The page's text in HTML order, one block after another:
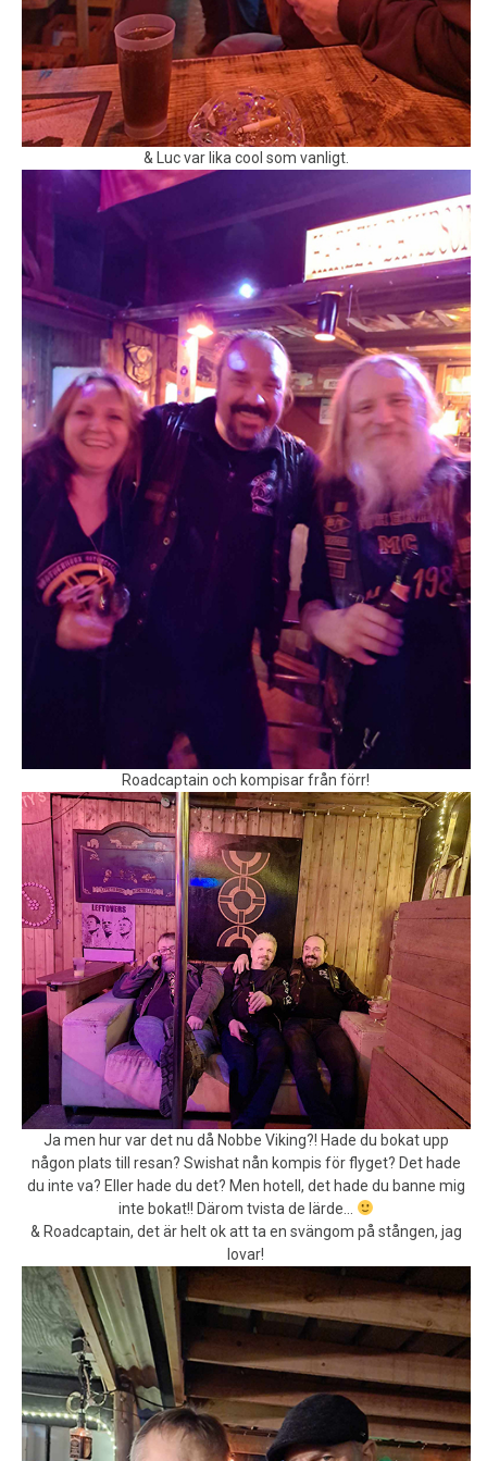
& Luc var lika cool som vanligt.
Roadcaptain och kompisar från förr!
Ja men hur var det nu då Nobbe Viking?! Hade du bokat upp
någon plats till resan? Swishat nån kompis för flyget? Det hade
du inte va? Eller hade du det? Men hotell, det hade du banne mig
inte bokat!! Därom tvista de lärde…
& Roadcaptain, det är helt ok att ta en svängom på stången, jag
lovar!